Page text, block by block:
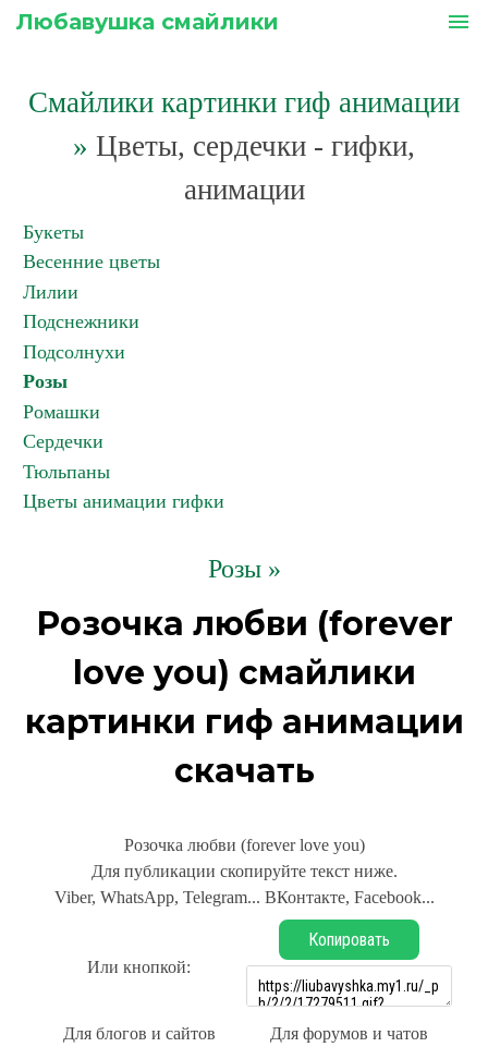
Любавушка смайлики menu
Смайлики картинки гиф анимации
» Цветы, сердечки - гифки,
анимации
Букеты
Весенние цветы
Лилии
Подснежники
Подсолнухи
Розы
Ромашки
Сердечки
Тюльпаны
Цветы анимации гифки
Розы »
Розочка любви (forever
love you) смайлики
картинки гиф анимации
скачать
Розочка любви (forever love you)
Для публикации скопируйте текст ниже.
Viber, WhatsApp, Telegram... ВКонтакте, Facebook...
Или кнопкой:
Копировать
Для блогов и сайтов Для форумов и чатов